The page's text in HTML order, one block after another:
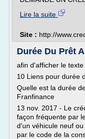
Lire la suite
Site : http://
Durée Du Prêt
afin d'afficher le texte
10 Liens pour durée
Quelle est la durée
Franfinance
13 nov. 2017 - Le
façon fréquente par
d'un véhicule neuf
par le code de la